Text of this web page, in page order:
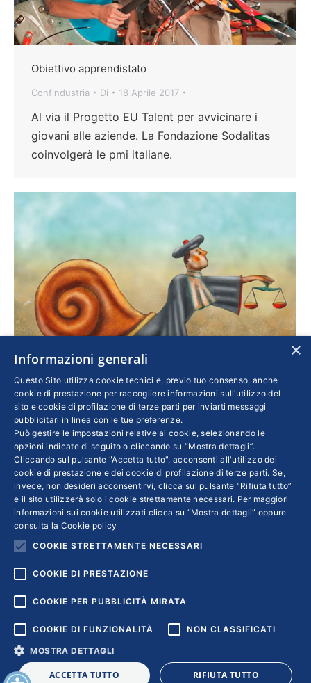
Obiettivo apprendistato
Confindustria Di 18 Aprile 2017
Al via il Progetto EU Talent per avvicinare i
giovani alle aziende. La Fondazione Sodalitas
coinvolgerà le pmi italiane.
La giustizia lenta scoraggia le Pmi
Confindustria DiSERGIO TORRISI 18 Aprile 2017
Secondo la ricerca dell’Istituto Tagliacarne c’è
ancora molta strada da percorrere.
Miglioramenti sono attesi dalla figura del
giudice specializzato
1
Copyright © 2018 | Confindustria Servizi S.p.a. Partita iva
×
Informazioni generali
Questo Sito utilizza cookie tecnici e, previo tuo consenso, anche
cookie di prestazione per raccogliere informazioni sull’utilizzo del
sito e cookie di profilazione di terze parti per inviarti messaggi
pubblicitari in linea con le tue preferenze.
Può gestire le impostazioni relative ai cookie, selezionando le
opzioni indicate di seguito o cliccando su “Mostra dettagli”.
Cliccando sul pulsante "Accetta tutto", acconsenti all'utilizzo dei
cookie di prestazione e dei cookie di profilazione di terze parti. Se,
invece, non desideri acconsentirvi, clicca sul pulsante “Rifiuta tutto”
e il sito utilizzerà solo i cookie strettamente necessari. Per maggiori
informazioni sui cookie utilizzati clicca su “Mostra dettagli” oppure
consulta la Cookie policy
COOKIE STRETTAMENTE NECESSARI
COOKIE DI PRESTAZIONE
COOKIE PER PUBBLICITÀ MIRATA
COOKIE DI FUNZIONALITÀ NON CLASSIFICATI
MOSTRA DETTAGLI
ACCETTA TUTTO RIFIUTA TUTTO